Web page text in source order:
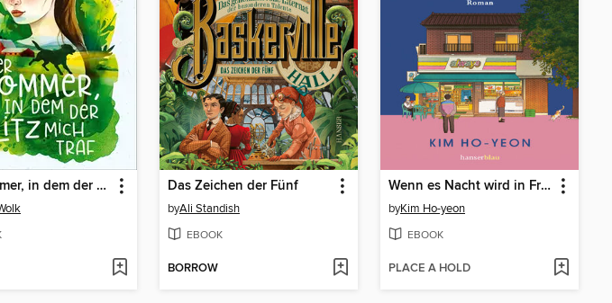
Der Sommer, in dem der Blitz mich traf Das Zeichen der Fünf
byAli Standish
EBOOK
BORROW
Wenn es Nacht wird in Frau Yeoms kleinem Laden
byKim Ho-yeon
EBOOK
PLACE A HOLD